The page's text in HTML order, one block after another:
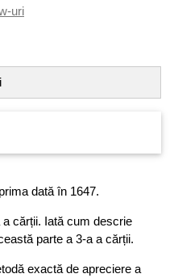
uri
dată în 1647.
cărții. Iată cum descrie
parte a 3-a a cărții.
exactă de apreciere a